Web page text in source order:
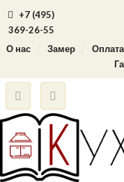
+7 (495)
369-26-55
О нас
Замер Оплата